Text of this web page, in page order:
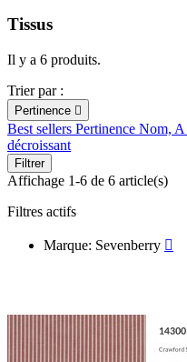
Tissus
Il y a 6 produits.
Trier par :
Pertinence 
Best sellers Pertinence Nom, A
décroissant
Filtrer
Affichage 1-6 de 6 article(s)
Filtres actifs
Marque: Sevenberry 